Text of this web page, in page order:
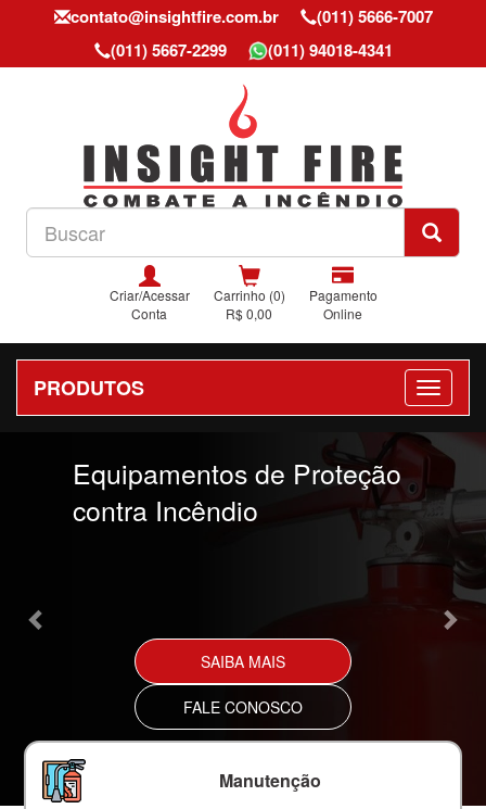
contato@insightfire.com.br
(011) 5666-7007
(011) 5667-2299
(011) 94018-4341
Criar/Acessar
Conta
Carrinho (0)
R$ 0,00
Pagamento
Online
PRODUTOS
Equipamentos de Proteção
contra Incêndio
SAIBA MAIS
FALE CONOSCO
Manutenção